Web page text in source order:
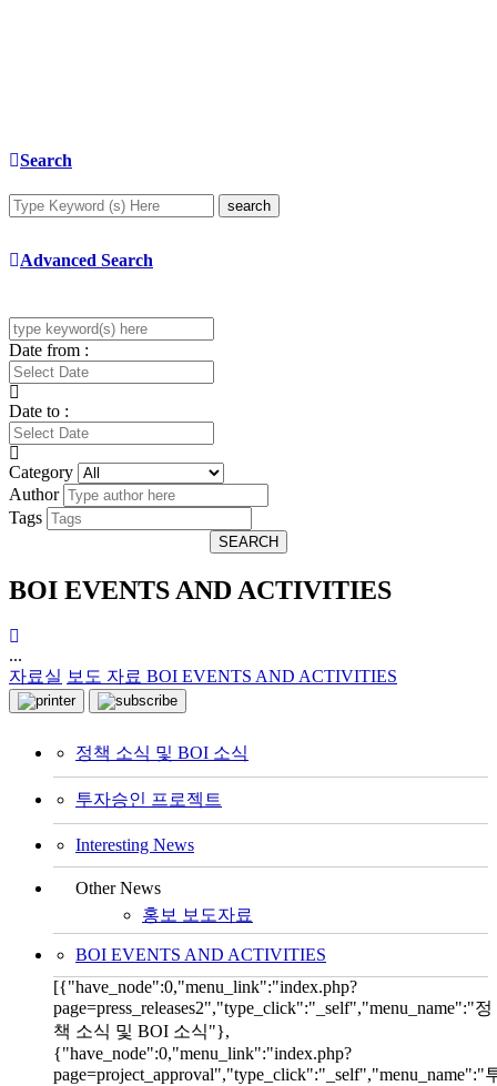
Search
search
Advanced Search
Date from :
Date to :
Category
Author
Tags
SEARCH
BOI EVENTS AND ACTIVITIES
...
자료실 보도 자료 BOI EVENTS AND ACTIVITIES
정책 소식 및 BOI 소식
투자승인 프로젝트
Interesting News
Other News
홍보 보도자료
BOI EVENTS AND ACTIVITIES
[{"have_node":0,"menu_link":"index.php?
page=press_releases2","type_click":"_self","menu_name":"정
책 소식 및 BOI 소식"},
{"have_node":0,"menu_link":"index.php?
page=project_approval","type_click":"_self","menu_name":"